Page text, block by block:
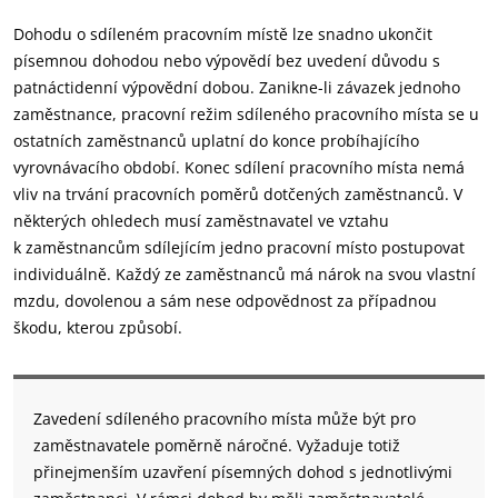
Dohodu o sdíleném pracovním místě lze snadno ukončit
písemnou dohodou nebo výpovědí bez uvedení důvodu s
patnáctidenní výpovědní dobou. Zanikne-li závazek jednoho
zaměstnance, pracovní režim sdíleného pracovního místa se u
ostatních zaměstnanců uplatní do konce probíhajícího
vyrovnávacího období. Konec sdílení pracovního místa nemá
vliv na trvání pracovních poměrů dotčených zaměstnanců. V
některých ohledech musí zaměstnavatel ve vztahu
k zaměstnancům sdílejícím jedno pracovní místo postupovat
individuálně. Každý ze zaměstnanců má nárok na svou vlastní
mzdu, dovolenou a sám nese odpovědnost za případnou
škodu, kterou způsobí.
Zavedení sdíleného pracovního místa může být pro
zaměstnavatele poměrně náročné. Vyžaduje totiž
přinejmenším uzavření písemných dohod s jednotlivými